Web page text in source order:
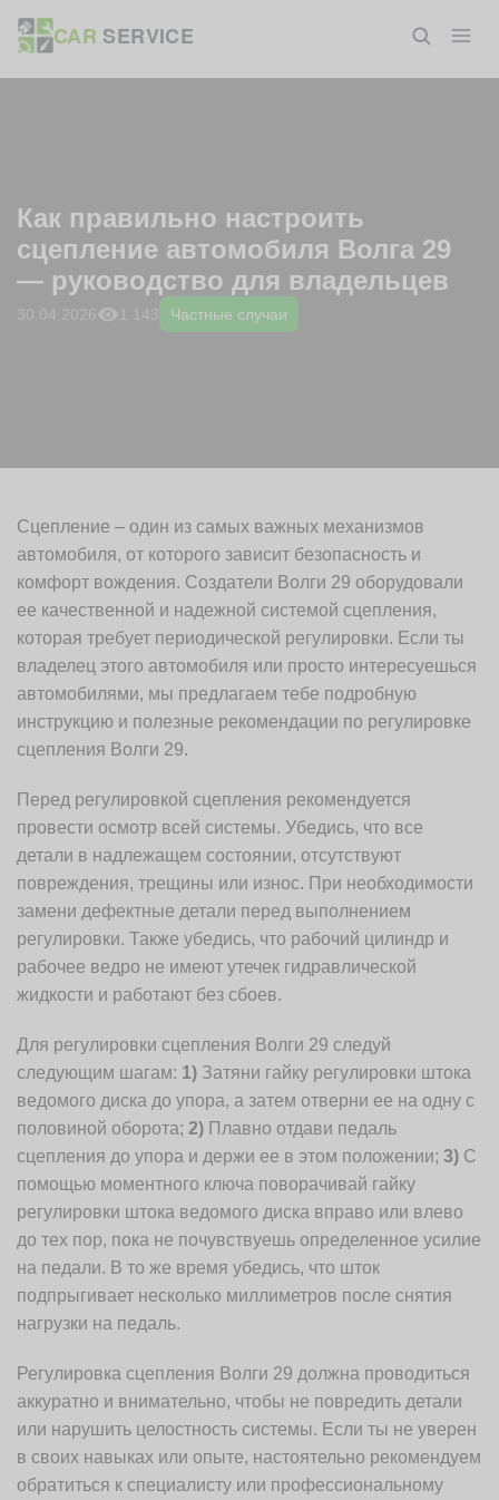
CAR SERVICE
ГЛАВНАЯ
НАСТРОИТЬ СЦЕПЛЕНИЕ АВТОМОБИЛЯ ВОЛГА 29 — РУКОВОДСТВО
ДЛЯ ВЛАДЕЛЬЦЕВ
Как правильно настроить
сцепление автомобиля Волга 29
— руководство для владельцев
30.04.2026 1 143 Частные случаи
Сцепление – один из самых важных механизмов
автомобиля, от которого зависит безопасность и
комфорт вождения. Создатели Волги 29 оборудовали
ее качественной и надежной системой сцепления,
которая требует периодической регулировки. Если ты
владелец этого автомобиля или просто интересуешься
автомобилями, мы предлагаем тебе подробную
инструкцию и полезные рекомендации по регулировке
сцепления Волги 29.
Перед регулировкой сцепления рекомендуется
провести осмотр всей системы. Убедись, что все
детали в надлежащем состоянии, отсутствуют
повреждения, трещины или износ. При необходимости
замени дефектные детали перед выполнением
регулировки. Также убедись, что рабочий цилиндр и
рабочее ведро не имеют утечек гидравлической
жидкости и работают без сбоев.
Для регулировки сцепления Волги 29 следуй
следующим шагам: 1) Затяни гайку регулировки штока
ведомого диска до упора, а затем отверни ее на одну с
половиной оборота; 2) Плавно отдави педаль
сцепления до упора и держи ее в этом положении; 3) С
помощью моментного ключа поворачивай гайку
регулировки штока ведомого диска вправо или влево
до тех пор, пока не почувствуешь определенное усилие
на педали. В то же время убедись, что шток
подпрыгивает несколько миллиметров после снятия
нагрузки на педаль.
Регулировка сцепления Волги 29 должна проводиться
аккуратно и внимательно, чтобы не повредить детали
или нарушить целостность системы. Если ты не уверен
в своих навыках или опыте, настоятельно рекомендуем
обратиться к специалисту или профессиональному